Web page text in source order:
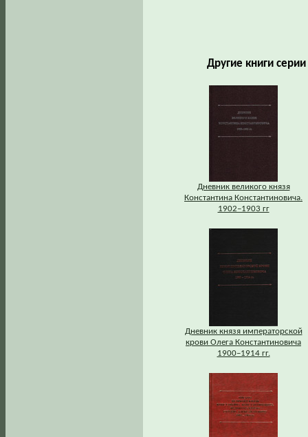
Другие книги
Дневник великого князя
Константина Константиновича.
1902–1903 гг
Дневник князя императорской
крови Олега Константиновича
1900–1914 гг.